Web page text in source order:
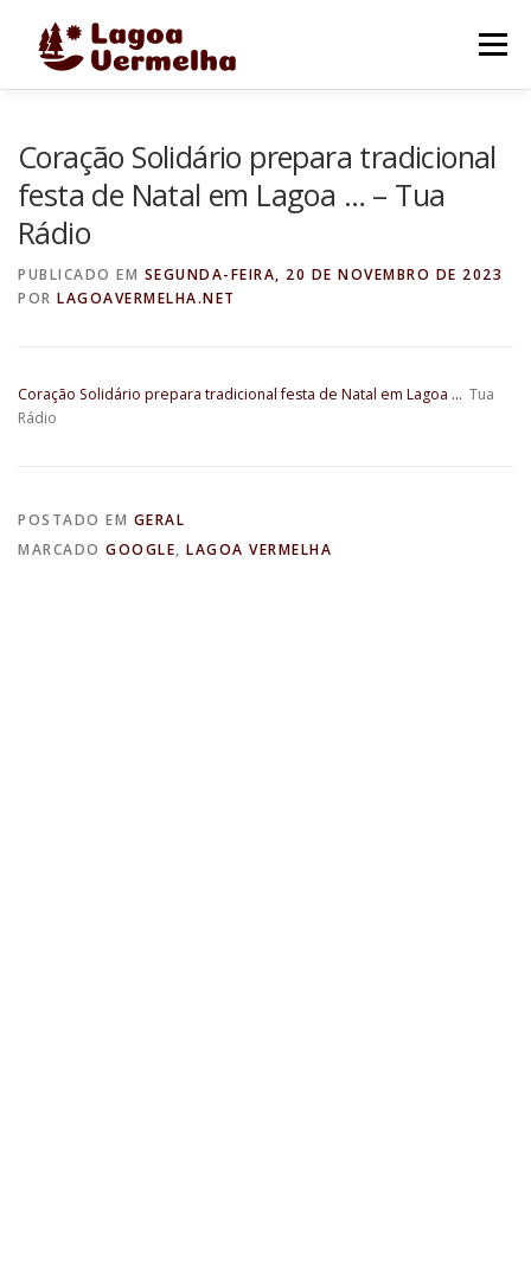
Menu
FALE CONOSCO
Coração Solidário prepara tradicional
festa de Natal em Lagoa … – Tua
Rádio
PUBLICADO EM SEGUNDA-FEIRA, 20 DE NOVEMBRO DE 2023
POR LAGOAVERMELHA.NET
Coração Solidário prepara tradicional festa de Natal em Lagoa … Tua
Rádio
POSTADO EM GERAL
MARCADO GOOGLE, LAGOA VERMELHA